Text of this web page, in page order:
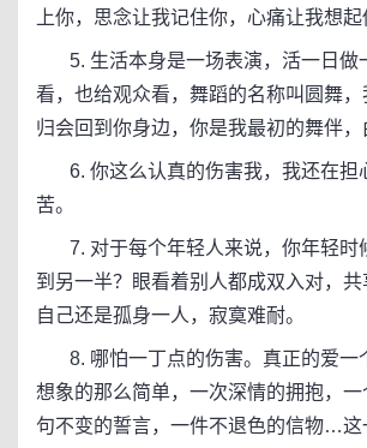
上你，思念让我记住你，心痛让我想起
5. 生活本身是一场表演，活一日做
看，也给观众看，舞蹈的名称叫圆舞
归会回到你身边，你是我最初的舞伴，
6. 你这么认真的伤害我，我还在担
苦。
7. 对于每个年轻人来说，你年轻时
到另一半？眼看着别人都成双入对，
自己还是孤身一人，寂寞难耐。
8. 哪怕一丁点的伤害。真正的爱一
想象的那么简单，一次深情的拥抱，
句不变的誓言，一件不退色的信物…这